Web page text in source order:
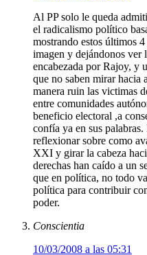
Al PP solo le queda
el radicalismo político
mostrando estos últimos
imagen y dejándonos ver
encabezada por Rajoy, y
que no saben mirar hacia
manera ruin las victimas
entre comunidades
beneficio electoral ,a
confía ya en sus
reflexionar sobre como
XXI y girar la cabeza
derechas han caído a un
que en política, no todo
política para contribuir
poder.
Conscientia
10/03/2008 a las 05:31